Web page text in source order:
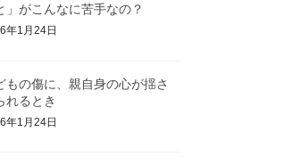
」がこんなに苦手なの？
年1月24日
もの傷に、親自身の心が揺さ
れるとき
年1月24日